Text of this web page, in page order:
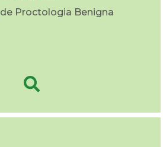
Proctologia Benigna